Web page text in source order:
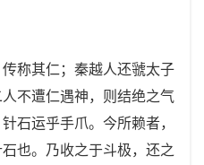
称其仁；秦越人还虢太子
不遭仁遇神，则结绝之气
石运乎手爪。今所赖者，
也。乃收之于斗极，还之